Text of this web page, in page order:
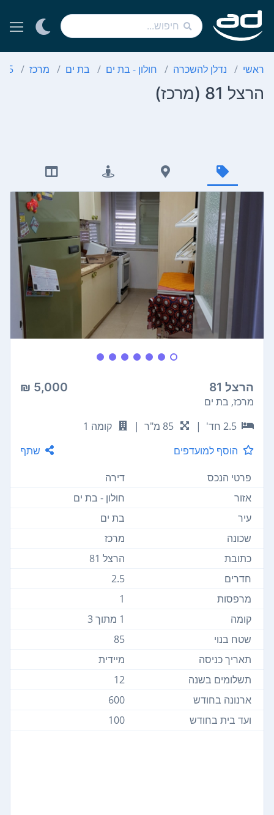
ראשי נדלן להשכרה חולון - בת ים בת ים מרכז 2.5 חדרים
הרצל 81 (מרכז)
הרצל 81 5,000 ₪
מרכז, בת ים
2.5 חד'
| 85 מ"ר |
קומה 1
הוסף למועדפים
שתף
פרטי הנכס
דירה
אזור
חולון - בת ים
עיר
בת ים
שכונה
מרכז
כתובת
הרצל 81
חדרים
2.5
מרפסות
1
קומה
1 מתוך 3
שטח בנוי
85
תאריך כניסה
מיידית
תשלומים בשנה
12
ארנונה בחודש
600
ועד בית בחודש
100